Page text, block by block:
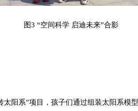
图3 “空间科学 启迪未来”合影
阳系”项目，孩子们通过组装太阳系模